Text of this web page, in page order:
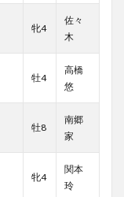
牝4
佐々
木
牡4
高橋
悠
牡8
南郷
家
牝4
関本
玲